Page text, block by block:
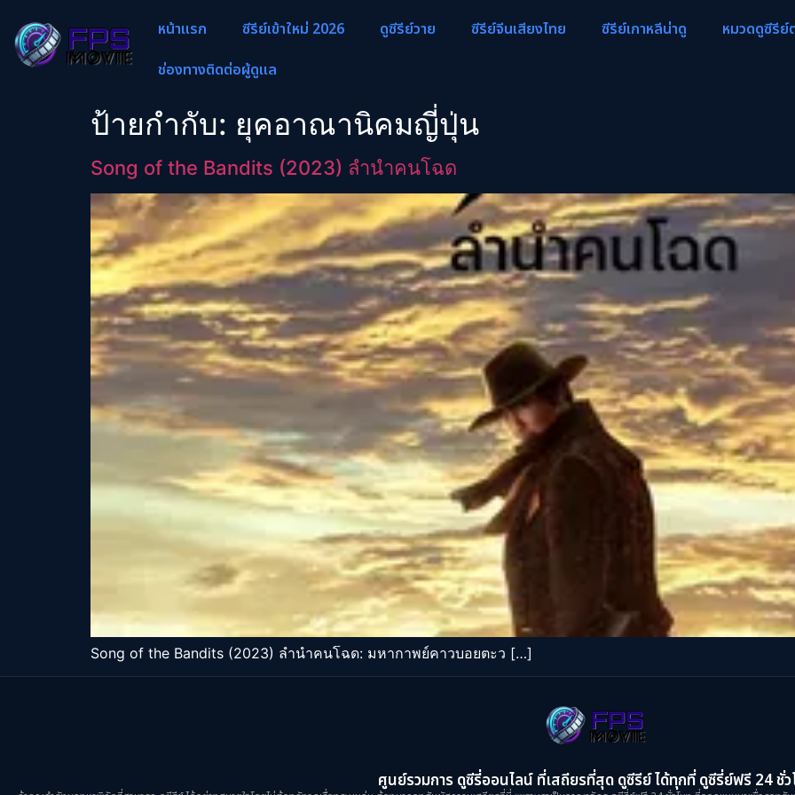
หน้าแรก ซีรีย์เข้าใหม่ 2026 ดูซีรีย์วาย ซีรีย์จีนเสียงไทย ซีรีย์เกาหลีน่าดู
หมวดดูซีรีย์
ช่องทางติดต่อผู้ดูแล
ป้ายกำกับ: ยุคอาณานิคมญี่ปุ่น
Song of the Bandits (2023) ลำนำคนโฉด
Song of the Bandits (2023) ลำนำคนโฉด: มหากาพย์คาวบอยตะว […]
ศูนย์รวมการ ดูซีรี่ออนไลน์ ที่เสถียรที่สุด ดูซีรีย์ ได้ทุกที่ ดูซีรี่ย์ฟรี 24 ชั่ว